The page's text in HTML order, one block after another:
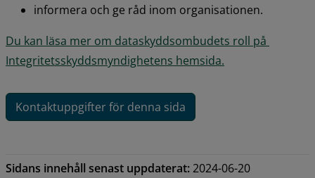
informera och ge råd inom organisationen.
Du kan läsa mer om dataskyddsombudets roll på
Integritetsskyddsmyndighetens hemsida.
Kontaktuppgifter för denna sida
Sidans innehåll senast uppdaterat:2024-06-20